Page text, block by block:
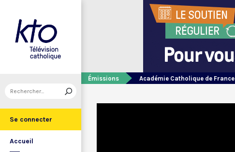
Se connecter
Accueil
Émissions Académie Catholique de France